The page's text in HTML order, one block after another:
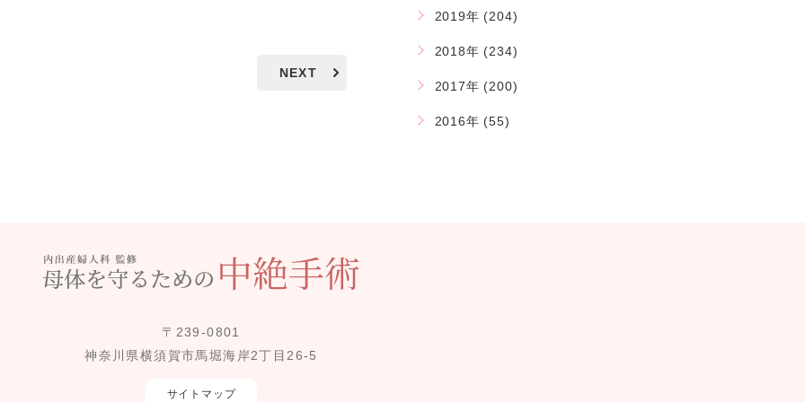
NEXT
2019年 (204)
2018年 (234)
2017年 (200)
2016年 (55)
〒239-0801
神奈川県横須賀市馬堀海岸2丁目26-5
サイトマップ